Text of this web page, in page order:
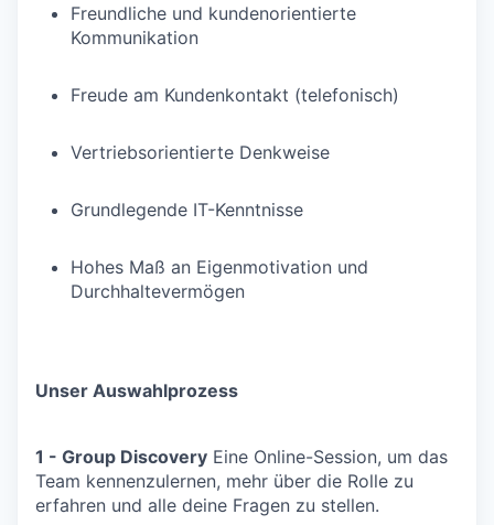
Freundliche und kundenorientierte
Kommunikation
Freude am Kundenkontakt (telefonisch)
Vertriebsorientierte Denkweise
Grundlegende IT-Kenntnisse
Hohes Maß an Eigenmotivation und
Durchhaltevermögen
Unser Auswahlprozess
1 - Group Discovery Eine Online-Session, um das
Team kennenzulernen, mehr über die Rolle zu
erfahren und alle deine Fragen zu stellen.